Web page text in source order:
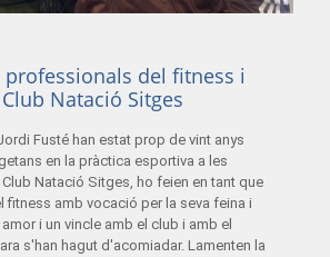
professionals del fitness i
Natació Sitges
Fusté han estat prop de vint anys
en la pràctica esportiva a les
Natació Sitges, ho feien en tant que
amb vocació per la seva feina i
i un vincle amb el club i amb el
s'han hagut d'acomiadar. Lamenten la